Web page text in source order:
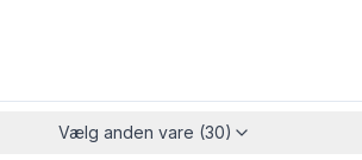
Vælg anden vare (30)